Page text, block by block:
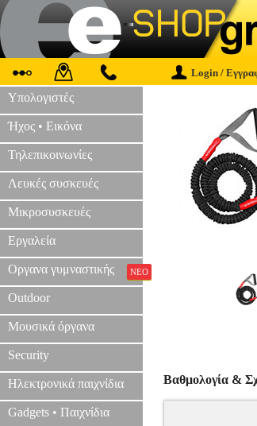
Login /
Υπολογιστές
Ήχος • Εικόνα
Τηλεπικοινωνίες
Λευκές συσκευές
Μικροσυσκευές
Εργαλεία
Οργανα γυμναστικής ΝΕΟ
Outdoor
Μουσικά όργανα
Security
Ηλεκτρονικά παιχνίδια
Gadgets • Παιχνίδια
Βαθμολογία &